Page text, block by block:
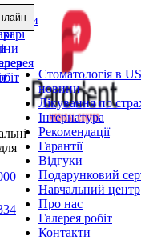
Стоматологія в
новини
Лікування по
Інтернатура
Рекомендації
Гарантії
Відгуки
Подарунковий
Навчальний центр
Про нас
Галерея робіт
Контакти